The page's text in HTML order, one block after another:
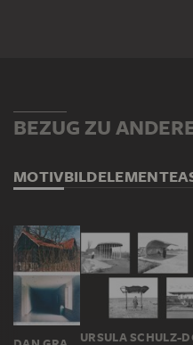
BEZUG ZU
MOTIVBILDELEMENTE